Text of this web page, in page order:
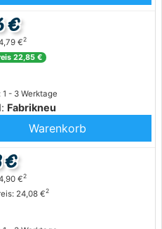
- 3 Werktage
Fabrikneu
€
€2
22,85 €
Warenkorb
€
€2
24,08 €2